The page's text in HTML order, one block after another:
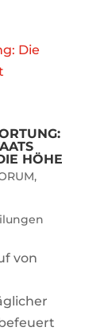
HÖHE
,
von